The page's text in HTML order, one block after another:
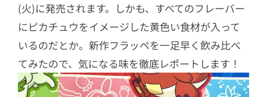
(火)に発売されます。しかも、すべてのフレーバー
にピカチュウをイメージした黄色い食材が入って
いるのだとか。新作フラッペを一足早く飲み比べ
てみたので、気になる味を徹底レポートします！